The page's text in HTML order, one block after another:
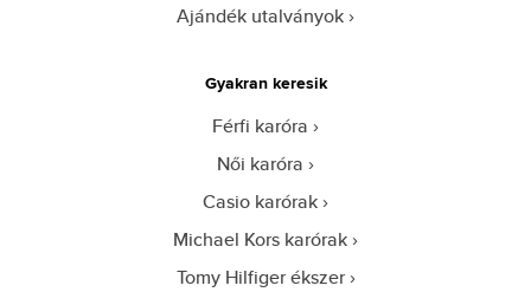
Ajándék utalványok
Gyakran keresik
Férfi karóra
Női karóra
Casio karórak
Michael Kors karórak
Tomy Hilfiger ékszer